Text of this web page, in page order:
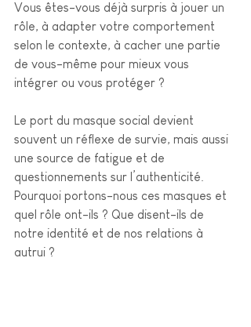
Vous êtes-vous déjà surpris à jouer un
rôle, à adapter votre comportement
selon le contexte, à cacher une partie
de vous-même pour mieux vous
intégrer ou vous protéger ?
Le port du masque social devient
souvent un réflexe de survie, mais aussi
une source de fatigue et de
questionnements sur l’authenticité.
Pourquoi portons-nous ces masques et
quel rôle ont-ils ? Que disent-ils de
notre identité et de nos relations à
autrui ?